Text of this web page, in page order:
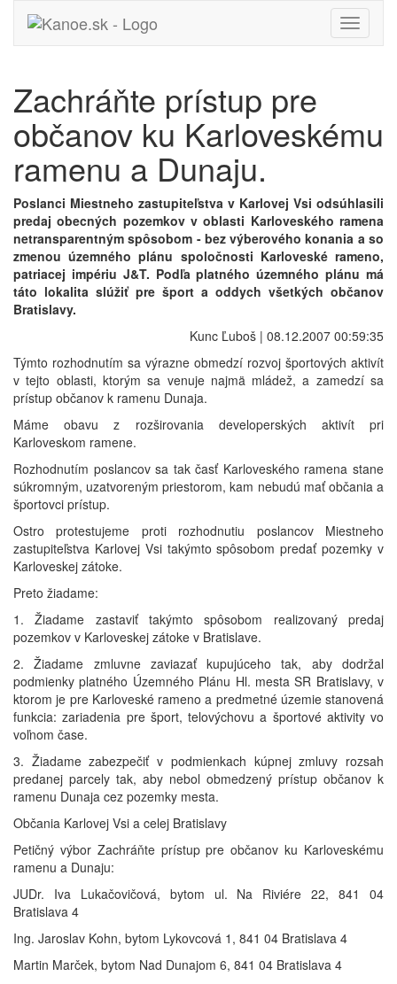
Toggle
Zachráňte prístup pre
občanov ku Karloveskému
ramenu a Dunaju.
Poslanci Miestneho zastupiteľstva v Karlovej Vsi odsúhlasili
predaj obecných pozemkov v oblasti Karloveského ramena
netransparentným spôsobom - bez výberového konania a so
zmenou územného plánu spoločnosti Karloveské rameno,
patriacej impériu J&T. Podľa platného územného plánu má
táto lokalita slúžiť pre šport a oddych všetkých občanov
Bratislavy.
Kunc Ľuboš | 08.12.2007 00:59:35
Týmto rozhodnutím sa výrazne obmedzí rozvoj športových aktivít
v tejto oblasti, ktorým sa venuje najmä mládež, a zamedzí sa
prístup občanov k ramenu Dunaja.
Máme obavu z rozširovania developerských aktivít pri
Karloveskom ramene.
Rozhodnutím poslancov sa tak časť Karloveského ramena stane
súkromným, uzatvoreným priestorom, kam nebudú mať občania a
športovci prístup.
Ostro protestujeme proti rozhodnutiu poslancov Miestneho
zastupiteľstva Karlovej Vsi takýmto spôsobom predať pozemky v
Karloveskej zátoke.
Preto žiadame:
1. Žiadame zastaviť takýmto spôsobom realizovaný predaj
pozemkov v Karloveskej zátoke v Bratislave.
2. Žiadame zmluvne zaviazať kupujúceho tak, aby dodržal
podmienky platného Územného Plánu Hl. mesta SR Bratislavy, v
ktorom je pre Karloveské rameno a predmetné územie stanovená
funkcia: zariadenia pre šport, telovýchovu a športové aktivity vo
voľnom čase.
3. Žiadame zabezpečiť v podmienkach kúpnej zmluvy rozsah
predanej parcely tak, aby nebol obmedzený prístup občanov k
ramenu Dunaja cez pozemky mesta.
Občania Karlovej Vsi a celej Bratislavy
Petičný výbor Zachráňte prístup pre občanov ku Karloveskému
ramenu a Dunaju:
JUDr. Iva Lukačovičová, bytom ul. Na Riviére 22, 841 04
Bratislava 4
Ing. Jaroslav Kohn, bytom Lykovcová 1, 841 04 Bratislava 4
Martin Marček, bytom Nad Dunajom 6, 841 04 Bratislava 4